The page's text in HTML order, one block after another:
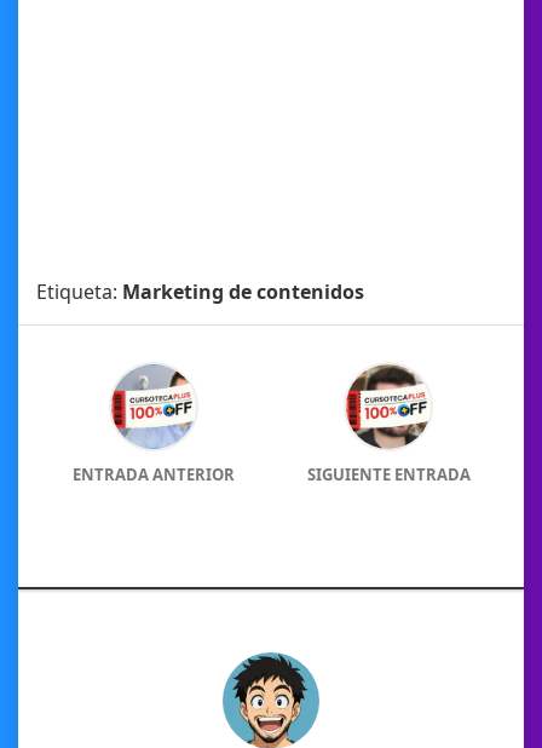
Etiqueta: Marketing de contenidos
ENTRADA ANTERIOR SIGUIENTE ENTRADA